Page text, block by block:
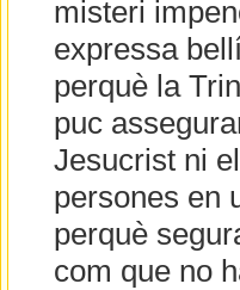
misteri
expressa
perquè la
puc
Jesucrist ni
persones en
perquè
com que no